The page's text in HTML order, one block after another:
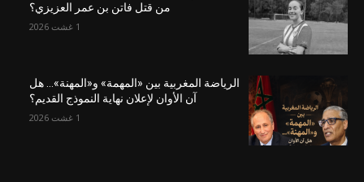
من قتل فاتن بن عمر العزيزي؟
1 غشت 2026
الرياضة المغربية بين «المهمة» و«المهنة»… هل
آن الأوان لإعلان نهاية النموذج القديم؟
1 غشت 2026